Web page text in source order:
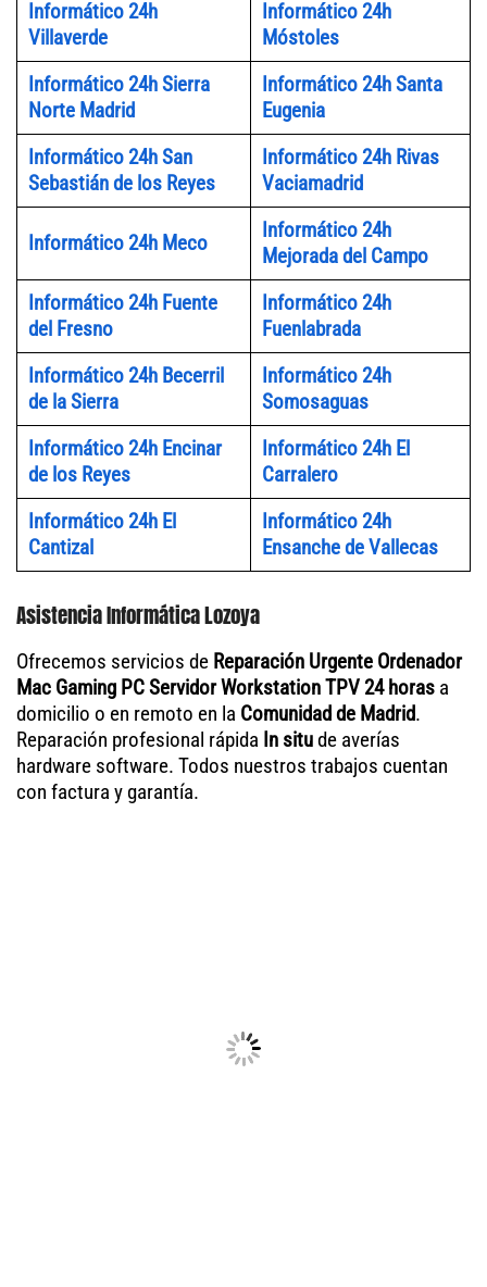
Informático 24h
Villaverde
Informático 24h
Móstoles
Informático 24h Sierra
Norte Madrid
Informático 24h Santa
Eugenia
Informático 24h San
Sebastián de los Reyes
Informático 24h Rivas
Vaciamadrid
Informático 24h Meco
Informático 24h
Mejorada del Campo
Informático 24h Fuente
del Fresno
Informático 24h
Fuenlabrada
Informático 24h Becerril
de la Sierra
Informático 24h
Somosaguas
Informático 24h Encinar
de los Reyes
Informático 24h El
Carralero
Informático 24h El
Cantizal
Informático 24h
Ensanche de Vallecas
Asistencia Informática Lozoya
Ofrecemos servicios de Reparación Urgente Ordenador
Mac Gaming PC Servidor Workstation TPV 24 horas a
domicilio o en remoto en la Comunidad de Madrid.
Reparación profesional rápida In situde averías
hardware software. Todos nuestros trabajos cuentan
con factura y garantía.